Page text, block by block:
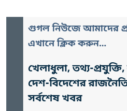
গুগল নিউজে আমাদের
এখানে ক্লিক করুন...
খেলাধুলা, তথ্য-
দেশ-বিদেশের
সর্বশেষ খবর